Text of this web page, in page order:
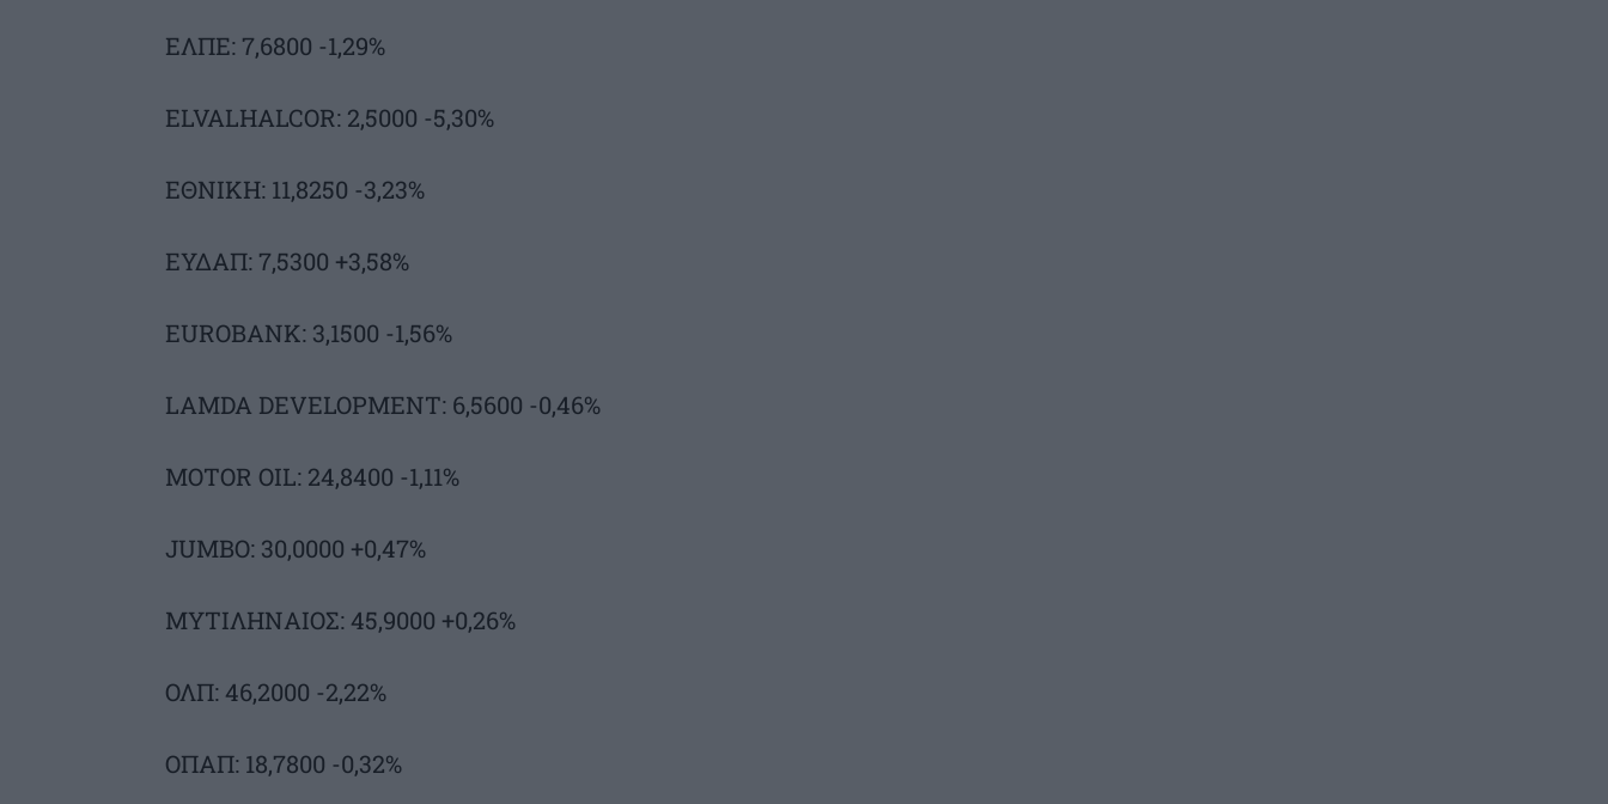
ΕΛΠΕ: 7,6800 -1,29%
ELVALHALCOR: 2,5000 -5,30%
ΕΘΝΙΚΗ: 11,8250 -3,23%
ΕΥΔΑΠ: 7,5300 +3,58%
EUROBANK: 3,1500 -1,56%
LAMDA DEVELOPMENT: 6,5600 -0,46%
MOTOR OIL: 24,8400 -1,11%
JUMBO: 30,0000 +0,47%
ΜΥΤΙΛΗΝΑΙΟΣ: 45,9000 +0,26%
ΟΛΠ: 46,2000 -2,22%
ΟΠΑΠ: 18,7800 -0,32%